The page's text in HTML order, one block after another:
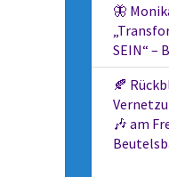
🦋
SEIN“ –
🍂
🎶 am